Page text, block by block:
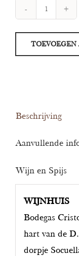
Verdejo
aantal
Beschrijving
Aanvullende
Wijn en Spijs
WIJNHUIS
Bodegas
hart van de
dorpje